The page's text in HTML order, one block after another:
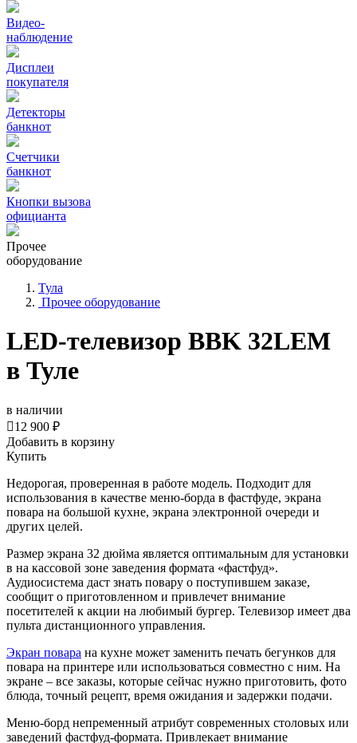
Видео‑
наблюдение
Дисплеи
покупателя
Детекторы
банкнот
Счетчики
банкнот
Кнопки вызова
официанта
Прочее
оборудование
Тула
Прочее оборудование
LED-телевизор BBK 32LEM
в Туле
в наличии
12 900 ₽
Добавить в корзину
Купить
Недорогая, проверенная в работе модель. Подходит для
использования в качестве меню-борда в фастфуде, экрана
повара на большой кухне, экрана электронной очереди и
других целей.
Размер экрана 32 дюйма является оптимальным для установки
в на кассовой зоне заведения формата «фастфуд».
Аудиосистема даст знать повару о поступившем заказе,
сообщит о приготовленном и привлечет внимание
посетителей к акции на любимый бургер. Телевизор имеет два
пульта дистанционного управления.
Экран повара на кухне может заменить печать бегунков для
повара на принтере или использоваться совместно с ним. На
экране – все заказы, которые сейчас нужно приготовить, фото
блюда, точный рецепт, время ожидания и задержки подачи.
Меню-борд непременный атрибут современных столовых или
заведений фастфуд-формата. Привлекает внимание